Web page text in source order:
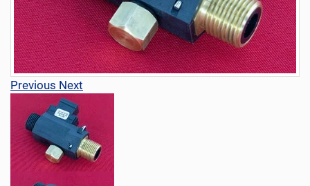
Previous Next